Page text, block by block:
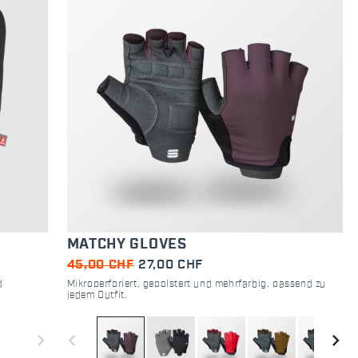
navigate_next
MATCHY GLOVES
45,00 CHF 27,00 CHF
Mikroperforiert, gepolstert und mehrfarbig, passend zu
jedem Outfit.
navigate_before navigate_next